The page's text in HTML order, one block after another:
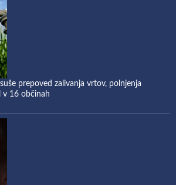
prepoved zalivanja vrtov, polnjenja
v 16 občinah